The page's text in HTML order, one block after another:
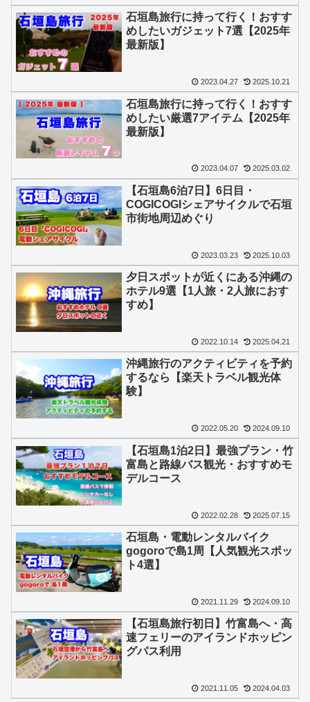
石垣島旅行に持って行く！おすす
めしたいガジェット7選【2025年
最新版】
2023.04.27 2025.10.21
石垣島旅行に持って行く！おすす
めしたい厳選7アイテム【2025年
最新版】
2023.04.07 2025.03.02
【石垣島6泊7日】6日目・
COGICOGIシェアサイクルで石垣
市街地周辺めぐり
2023.03.23 2025.10.03
夕日スポットが近くにある沖縄の
ホテル9選【1人旅・2人旅におす
すめ】
2022.10.14 2025.04.21
沖縄旅行のアクティビティを予約
するなら【楽天トラベル観光体
験】
2022.05.20 2024.09.10
【石垣島1泊2日】最強プラン・竹
富島と路線バス観光・おすすめモ
デルコース
2022.02.28 2025.07.15
石垣島・電動レンタルバイク
gogoroで島1周【人気観光スポッ
ト4選】
2021.11.29 2024.09.10
【石垣島旅行初日】竹富島へ・高
速フェリーのアイランドホッピン
グパス利用
2021.11.05 2024.04.03